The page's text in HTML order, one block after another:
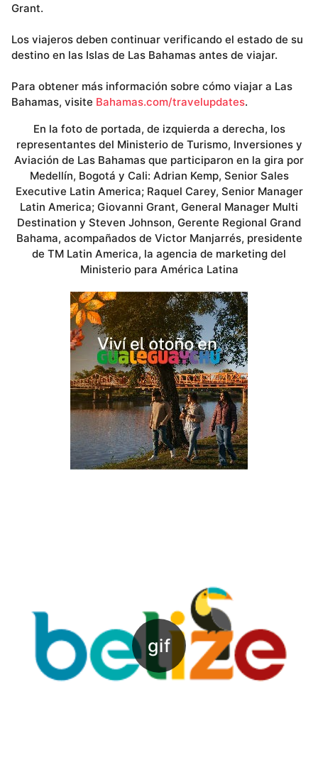
Grant.
Los viajeros deben continuar verificando el estado de su
destino en las Islas de Las Bahamas antes de viajar.
Para obtener más información sobre cómo viajar a Las
Bahamas, visite Bahamas.com/travelupdates.
En la foto de portada, de izquierda a derecha, los
representantes del Ministerio de Turismo, Inversiones y
Aviación de Las Bahamas que participaron en la gira por
Medellín, Bogotá y Cali: Adrian Kemp, Senior Sales
Executive Latin America; Raquel Carey, Senior Manager
Latin America; Giovanni Grant, General Manager Multi
Destination y Steven Johnson, Gerente Regional Grand
Bahama, acompañados de Victor Manjarrés, presidente
de TM Latin America, la agencia de marketing del
Ministerio para América Latina